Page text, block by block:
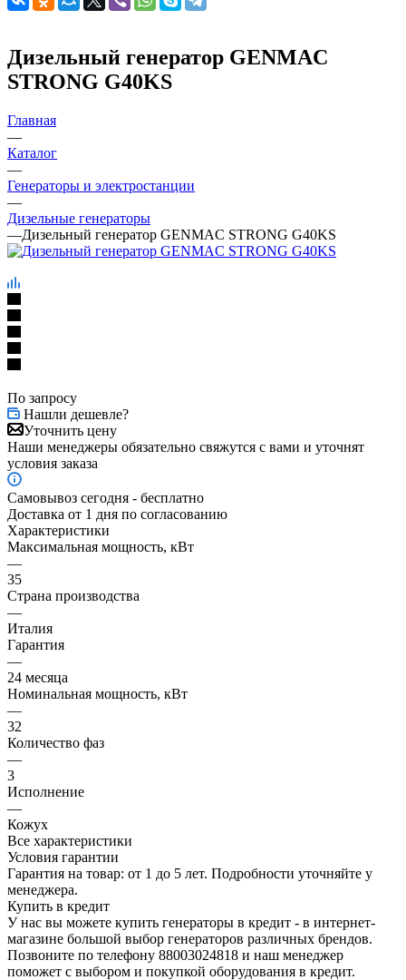
Дизельный генератор GENMAC
STRONG G40KS
Главная
—
Каталог
—
Генераторы и электростанции
—
Дизельные генераторы
—Дизельный генератор GENMAC STRONG G40KS
По запросу
Нашли дешевле?
Уточнить цену
Наши менеджеры обязательно свяжутся с вами и уточнят
условия заказа
Самовывоз сегодня - бесплатно
Доставка от 1 дня по согласованию
Характеристики
Максимальная мощность, кВт
—
35
Страна производства
—
Италия
Гарантия
—
24 месяца
Номинальная мощность, кВт
—
32
Количество фаз
—
3
Исполнение
—
Кожух
Все характеристики
Условия гарантии
Гарантия на товар: от 1 до 5 лет. Подробности уточняйте у
менеджера.
Купить в кредит
У нас вы можете купить генераторы в кредит - в интернет-
магазине большой выбор генераторов различных брендов.
Позвоните по телефону 88003024818 и наш менеджер
поможет с выбором и покупкой оборудования в кредит.